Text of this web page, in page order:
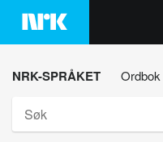
Hopp
innhaldet
NRK-SPRÅKET Ordbok